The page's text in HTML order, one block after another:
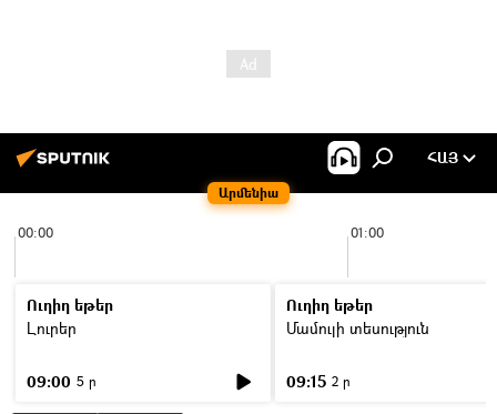
Արմենիա
ՀԱՅ
00:00 01:00
Ուղիղ եթեր
Լուրեր
09:00 5 ր
Ուղիղ եթեր
Մամուլի տեսություն
09:15 2 ր